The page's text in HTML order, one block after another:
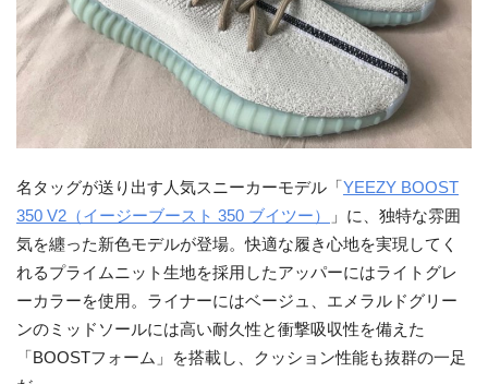
名タッグが送り出す人気スニーカーモデル「 YEEZY BOOST
350 V2（イージーブースト 350 ブイツー）
」に、独特な雰囲
気を纏った新色モデルが登場。快適な履き心地を実現してく
れるプライムニット生地を採用したアッパーにはライトグレ
ーカラーを使用。ライナーにはベージュ、エメラルドグリー
ンのミッドソールには高い耐久性と衝撃吸収性を備えた
「BOOSTフォーム」を搭載し、クッション性能も抜群の一足